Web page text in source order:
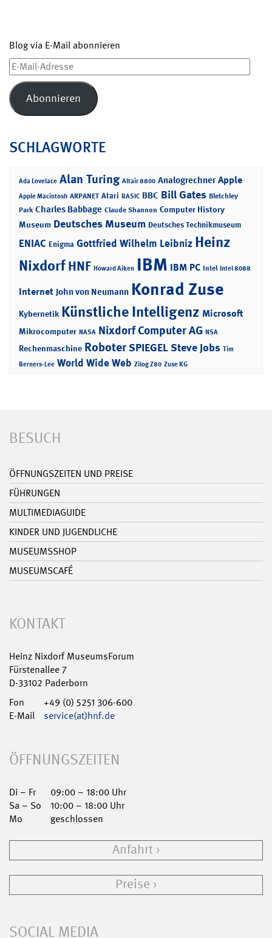
Blog via E-Mail abonnieren
E-
Mail-
Adresse
Abonnieren
SCHLAGWORTE
Ada Lovelace Alan Turing Altair 8800 Analogrechner Apple
Apple Macintosh ARPANET Atari BASIC BBC Bill Gates Bletchley
Park Charles Babbage Claude Shannon Computer History
Museum Deutsches Museum Deutsches Technikmuseum
ENIAC Enigma Gottfried Wilhelm Leibniz Heinz
NixdorfHNF Howard Aiken IBM IBM PC Intel Intel 8088
Internet John von Neumann Konrad Zuse
Kybernetik Künstliche Intelligenz Microsoft
Mikrocomputer NASA Nixdorf Computer AG NSA
Rechenmaschine RoboterSPIEGELSteve Jobs Tim
Berners-Lee World Wide Web Zilog Z80 Zuse KG
BESUCH
ÖFFNUNGSZEITEN UND PREISE
FÜHRUNGEN
MULTIMEDIAGUIDE
KINDER UND JUGENDLICHE
MUSEUMSSHOP
MUSEUMSCAFÉ
KONTAKT
Heinz Nixdorf MuseumsForum
Fürstenallee 7
D-33102 Paderborn
Fon
+49 (0) 5251 306-600
E-Mail
service(at)hnf.de
ÖFFNUNGSZEITEN
Di – Fr
09:00 – 18:00 Uhr
Sa – So
10:00 – 18:00 Uhr
Mo
geschlossen
Anfahrt
Preise
SOCIAL MEDIA